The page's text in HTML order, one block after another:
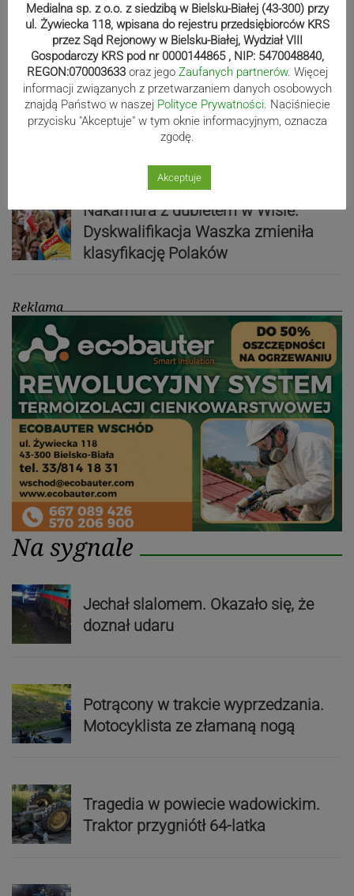
80-lecie Soły Kobiernice. Będzie się
działo! SZCZEGÓŁOWY PROGRAM
Kaniów stolicą europejskiego kajak
polo. Kilkadziesiąt drużyn z całej
Nakamura z dubletem w Wiśle.
Dyskwalifikacja Waszka zmieniła
klasyfikację Polaków
Reklama
Na sygnale
Jechał slalomem. Okazało się, że
doznał udaru
Potrącony w trakcie wyprzedzania.
Motocyklista ze złamaną nogą
Tragedia w powiecie wadowickim.
Traktor przygniótł 64-latka
Medialna sp. z o.o. z siedzibą w Bielsku-Białej (43-300) przy
ul. Żywiecka 118, wpisana do rejestru przedsiębiorców KRS
przez Sąd Rejonowy w Bielsku-Białej, Wydział VIII
Gospodarczy KRS pod nr 0000144865 , NIP: 5470048840,
REGON:070003633 oraz jego Zaufanych partnerów. Więcej
informacji związanych z przetwarzaniem danych osobowych
znajdą Państwo w naszej Polityce Prywatności. Naciśniecie
przycisku "Akceptuje" w tym oknie informacyjnym, oznacza
zgodę.
Akceptuje